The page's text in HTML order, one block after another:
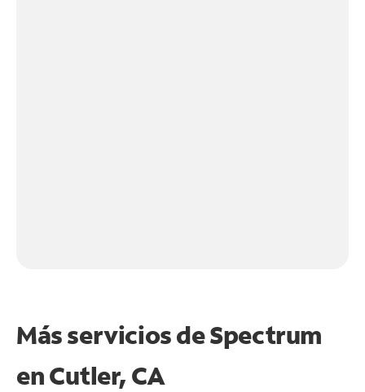
Más servicios de Spectrum
enCutler, CA